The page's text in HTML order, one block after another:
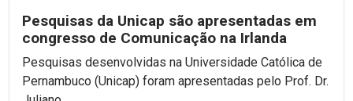
Pesquisas da Unicap são apresentadas em
congresso de Comunicação na Irlanda
Pesquisas desenvolvidas na Universidade Católica de
Pernambuco (Unicap) foram apresentadas pelo Prof. Dr.